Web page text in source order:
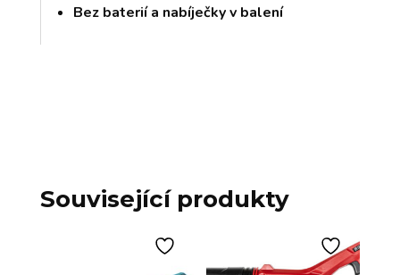
Bez baterií a nabíječky v balení
Související produkty